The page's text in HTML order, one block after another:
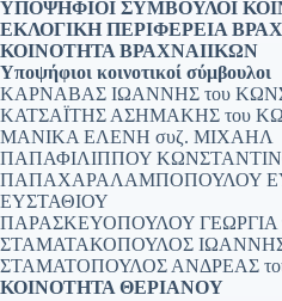
ΥΠΟΨΗΦΙΟΙ ΣΥΜΒΟΥΛΟΙ
ΕΚΛΟΓΙΚΗ ΠΕΡΙΦΕΡΕΙΑ
ΚΟΙΝΟΤΗΤΑ ΒΡΑΧΝΑΙΙΚΩΝ
Υποψήφιοι κοινοτικοί σύμβουλοι
ΚΑΡΝΑΒΑΣ ΙΩΑΝΝΗΣ του
ΚΑΤΣΑΪΤΗΣ ΑΣΗΜΑΚΗΣ του
ΜΑΝΙΚΑ ΕΛΕΝΗ συζ. ΜΙΧΑΗΛ
ΠΑΠΑΦΙΛΙΠΠΟΥ
ΠΑΠΑΧΑΡΑΛΑΜΠΟΠΟΥΛΟΥ
ΕΥΣΤΑΘΙΟΥ
ΠΑΡΑΣΚΕΥΟΠΟΥΛΟΥ ΓΕΩΡΓΙΑ
ΣΤΑΜΑΤΑΚΟΠΟΥΛΟΣ
ΣΤΑΜΑΤΟΠΟΥΛΟΣ ΑΝΔΡΕΑΣ
ΚΟΙΝΟΤΗΤΑ ΘΕΡΙΑΝΟΥ